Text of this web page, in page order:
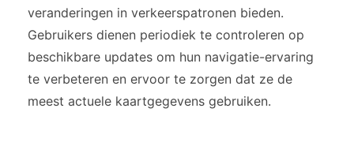
veranderingen in verkeerspatronen bieden.
Gebruikers dienen periodiek te controleren op
beschikbare updates om hun navigatie-ervaring
te verbeteren en ervoor te zorgen dat ze de
meest actuele kaartgegevens gebruiken.